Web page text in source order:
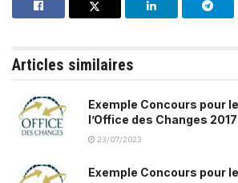
Articles similaires
Exemple Concours pour
l’Office des Changes 2017
23/07/2023
Exemple Concours pour